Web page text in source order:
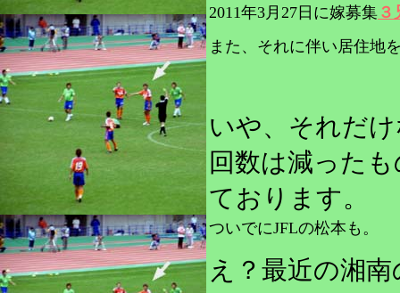
2011年3月27日に嫁募集 ３
また、それに伴い居住地
いや、それだ
回数は減った
ております。
ついでにJFLの松本も。
え？最近の湘